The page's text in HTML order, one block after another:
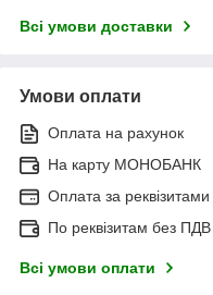
Всі умови доставки
Умови оплати
Оплата на рахунок
На карту МОНОБАНК
Оплата за
По реквізитам без ПДВ
Всі умови оплати